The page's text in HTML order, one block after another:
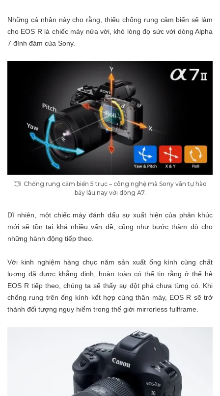
Những cá nhân này cho rằng, thiếu chống rung cảm biến sẽ làm
cho EOS R là chiếc máy nửa vời, khó lòng đọ sức với dòng Alpha
7 đình đám của Sony.
Chống rung cảm biến 5 trục – công nghệ mà Sony vẫn tự hào
bấy lâu nay với dòng A7.
Dĩ nhiên, một chiếc máy đánh dấu sự xuất hiện của phân khúc
mới sẽ tồn tại khá nhiều vấn đề, cũng như bước thăm dò cho
những hành động tiếp theo.
Với kinh nghiệm hàng chục năm sản xuất ống kính cùng chất
lượng đã được khẳng định, hoàn toàn có thể tin rằng ở thế hệ
EOS R tiếp theo, chúng ta sẽ thấy sự đột phá chưa từng có. Khi
chống rung trên ống kính kết hợp cùng thân máy, EOS R sẽ trở
thành đối tượng nguy hiểm trong thế giới mirrorless fullframe.